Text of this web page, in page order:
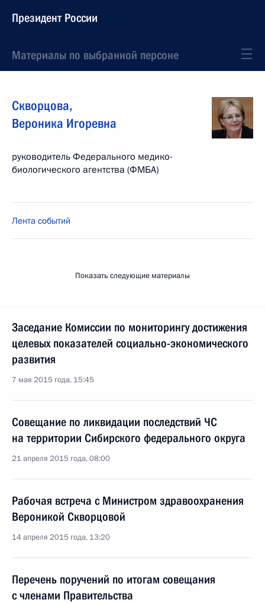
Президент России
Материалы по выбранной персоне
Скворцова,
Вероника Игоревна
руководитель Федерального медико-
биологического агентства (ФМБА)
Лента событий
Показать следующие материалы
Заседание Комиссии по мониторингу достижения
целевых показателей социально-экономического
развития
7 мая 2015 года, 15:45
Совещание по ликвидации последствий ЧС
на территории Сибирского федерального округа
21 апреля 2015 года, 08:00
Рабочая встреча с Министром здравоохранения
Вероникой Скворцовой
14 апреля 2015 года, 13:20
Перечень поручений по итогам совещания
с членами Правительства